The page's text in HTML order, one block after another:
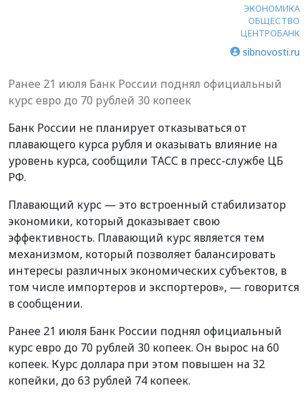
ЭКОНОМИКА
ОБЩЕСТВО
ЦЕНТРОБАНК
sibnovosti.ru
Ранее 21 июля Банк России поднял официальный
курс евро до 70 рублей 30 копеек
Банк России не планирует отказываться от
плавающего курса рубля и оказывать влияние на
уровень курса, сообщили ТАСС в пресс-службе ЦБ
РФ.
Плавающий курс — это встроенный стабилизатор
экономики, который доказывает свою
эффективность. Плавающий курс является тем
механизмом, который позволяет балансировать
интересы различных экономических субъектов, в
том числе импортеров и экспортеров», — говорится
в сообщении.
Ранее 21 июля Банк России поднял официальный
курс евро до 70 рублей 30 копеек. Он вырос на 60
копеек. Курс доллара при этом повышен на 32
копейки, до 63 рублей 74 копеек.